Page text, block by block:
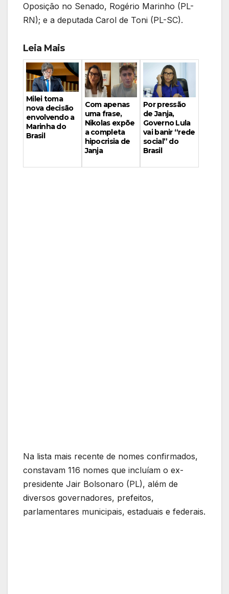
Oposição no Senado, Rogério Marinho (PL-
RN); e a deputada Carol de Toni (PL-SC).
Leia Mais
Milei toma
nova decisão
envolvendo a
Marinha do
Brasil
Com apenas
uma frase,
Nikolas expõe
a completa
hipocrisia de
Janja
Por pressão
de Janja,
Governo Lula
vai banir “rede
social” do
Brasil
Na lista mais recente de nomes confirmados,
constavam 116 nomes que incluíam o ex-
presidente Jair Bolsonaro (PL), além de
diversos governadores, prefeitos,
parlamentares municipais, estaduais e federais.